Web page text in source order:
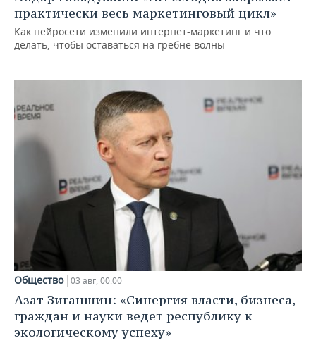
практически весь маркетинговый цикл»
Как нейросети изменили интернет-маркетинг и что
делать, чтобы оставаться на гребне волны
Общество 03 авг, 00:00
Азат Зиганшин: «Синергия власти, бизнеса,
граждан и науки ведет республику к
экологическому успеху»